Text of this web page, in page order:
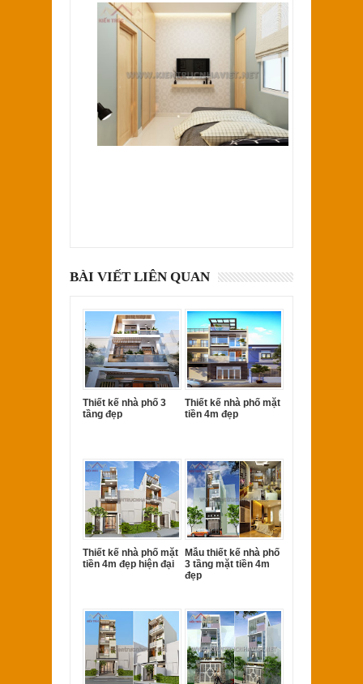
BÀI VIẾT LIÊN QUAN
Thiết kế nhà phố 3
tầng đẹp
Thiết kế nhà phố mặt
tiền 4m đẹp
Thiết kế nhà phố mặt
tiền 4m đẹp hiện đại
Mẫu thiết kế nhà phố
3 tầng mặt tiền 4m
đẹp